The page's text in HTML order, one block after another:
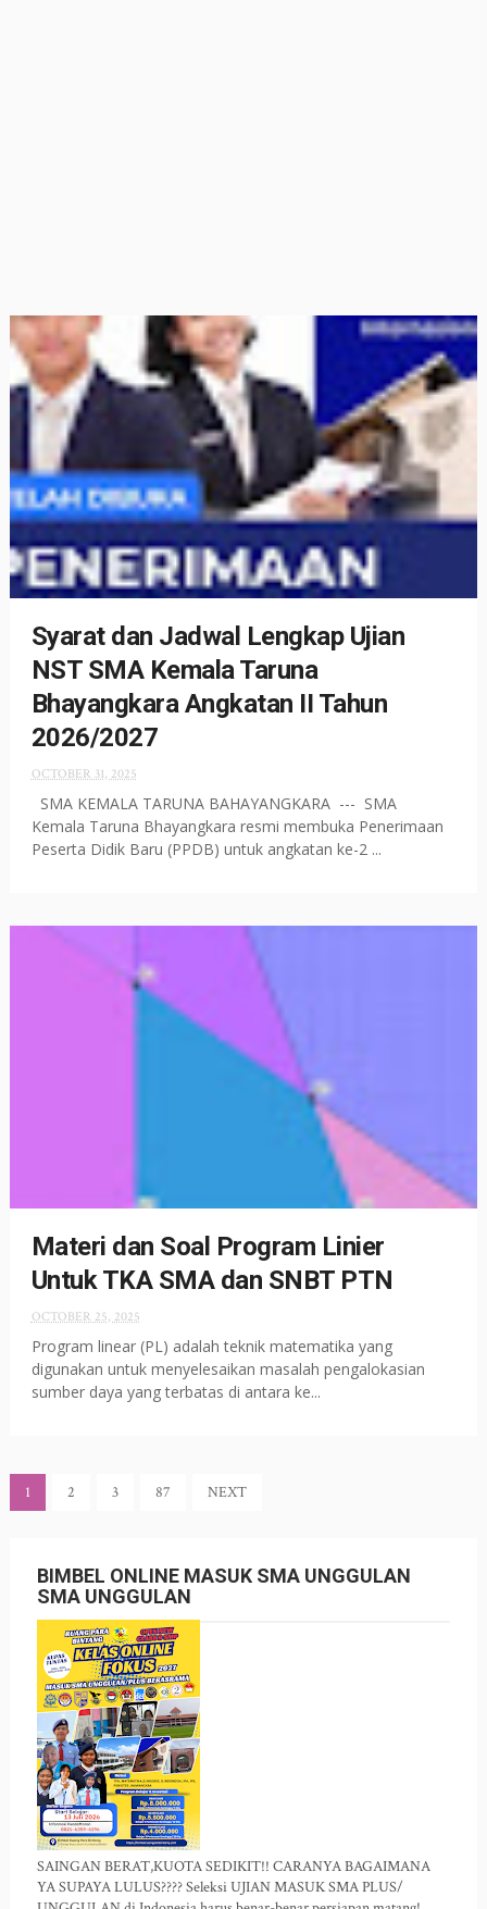
Syarat dan Jadwal Lengkap Ujian
NST SMA Kemala Taruna
Bhayangkara Angkatan II Tahun
2026/2027
OCTOBER 31, 2025
SMA KEMALA TARUNA BAHAYANGKARA --- SMA
Kemala Taruna Bhayangkara resmi membuka Penerimaan
Peserta Didik Baru (PPDB) untuk angkatan ke-2 ...
Materi dan Soal Program Linier
Untuk TKA SMA dan SNBT PTN
OCTOBER 25, 2025
Program linear (PL) adalah teknik matematika yang
digunakan untuk menyelesaikan masalah pengalokasian
sumber daya yang terbatas di antara ke...
1 2 3 87 NEXT
BIMBEL ONLINE MASUK SMA UNGGULAN
SMA UNGGULAN
SAINGAN BERAT,KUOTA SEDIKIT!! CARANYA BAGAIMANA
YA SUPAYA LULUS???? Seleksi UJIAN MASUK SMA PLUS/